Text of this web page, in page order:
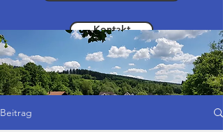
Kontakt
Spender werden
Beitrag